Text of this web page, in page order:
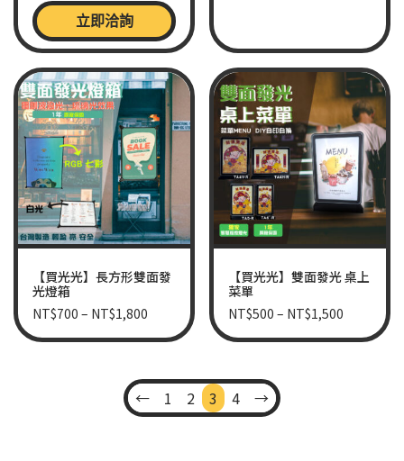
立即洽詢
【買光光】長方形雙面發
光燈箱
NT$700 – NT$1,800
【買光光】雙面發光 桌上
菜單
NT$500 – NT$1,500
← 1 2 3 4 →